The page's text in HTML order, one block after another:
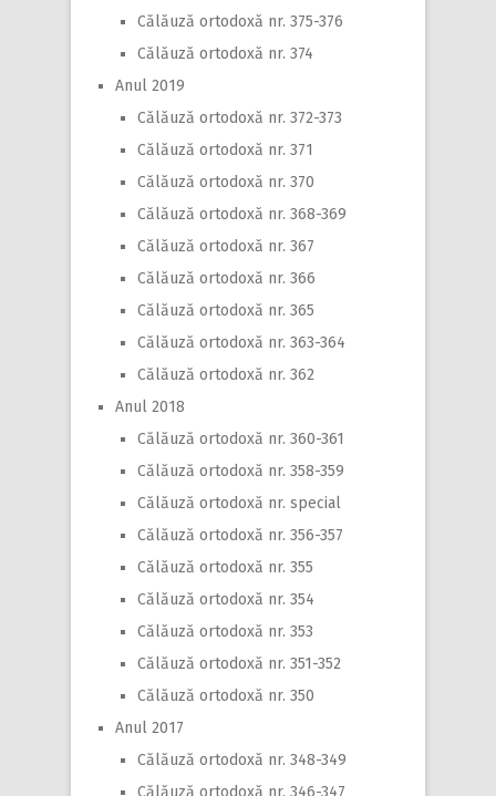
Călăuză ortodoxă nr. 375-376
Călăuză ortodoxă nr. 374
Anul 2019
Călăuză ortodoxă nr. 372-373
Călăuză ortodoxă nr. 371
Călăuză ortodoxă nr. 370
Călăuză ortodoxă nr. 368-369
Călăuză ortodoxă nr. 367
Călăuză ortodoxă nr. 366
Călăuză ortodoxă nr. 365
Călăuză ortodoxă nr. 363-364
Călăuză ortodoxă nr. 362
Anul 2018
Călăuză ortodoxă nr. 360-361
Călăuză ortodoxă nr. 358-359
Călăuză ortodoxă nr. special
Călăuză ortodoxă nr. 356-357
Călăuză ortodoxă nr. 355
Călăuză ortodoxă nr. 354
Călăuză ortodoxă nr. 353
Călăuză ortodoxă nr. 351-352
Călăuză ortodoxă nr. 350
Anul 2017
Călăuză ortodoxă nr. 348-349